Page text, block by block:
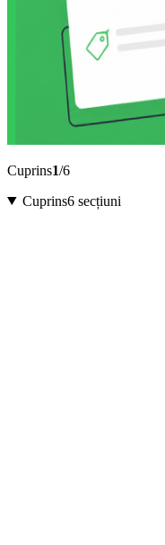
Cuprins1/6
Cuprins6 secțiuni